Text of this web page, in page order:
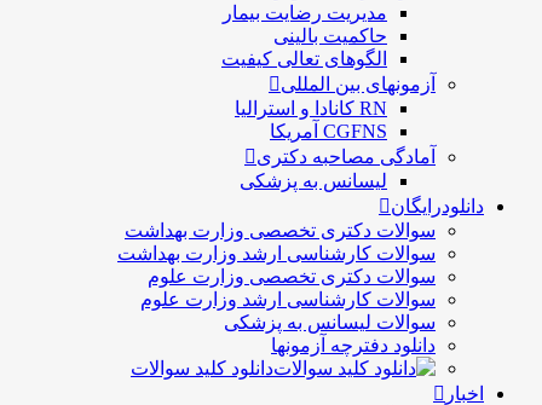
مديريت رضايت بيمار
حاكميت بالينی
الگوهای تعالی کيفيت
آزمونهای بین المللی
RN کانادا و استرالیا
CGFNS آمریکا
آمادگی مصاحبه دکتری
لیسانس به پزشکی
دانلودرایگان
سوالات دکتری تخصصی وزارت بهداشت
سوالات کارشناسی ارشد وزارت بهداشت
سوالات دکتری تخصصی وزارت علوم
سوالات کارشناسی ارشد وزارت علوم
سوالات لیسانس به پزشکی
دانلود دفترچه آزمونها
دانلود کلید سوالات
اخبار